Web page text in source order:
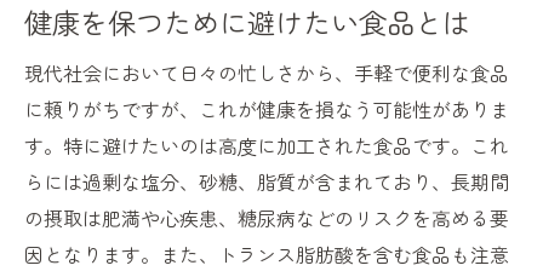
健康を保つために避けたい食品とは
現代社会において日々の忙しさから、手軽で便利な食品
に頼りがちですが、これが健康を損なう可能性がありま
す。特に避けたいのは高度に加工された食品です。これ
らには過剰な塩分、砂糖、脂質が含まれており、長期間
の摂取は肥満や心疾患、糖尿病などのリスクを高める要
因となります。また、トランス脂肪酸を含む食品も注意